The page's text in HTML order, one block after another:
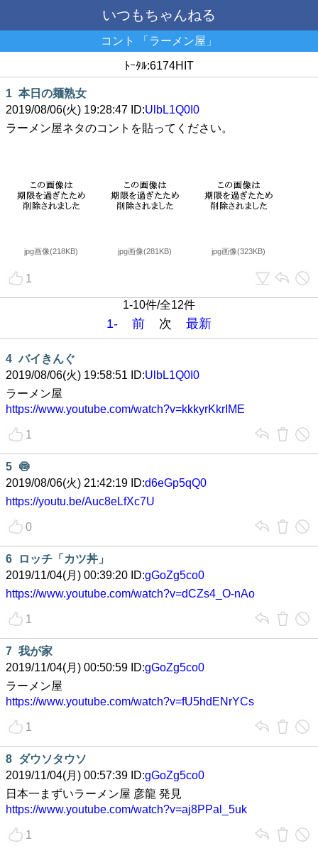
いつもちゃんねる
コント 「ラーメン屋」
ﾄｰﾀﾙ:6174HIT
1 本日の麺熟女
2019/08/06(火) 19:28:47 ID:UlbL1Q0I0
ラーメン屋ネタのコントを貼ってください。
jpg画像(218KB) jpg画像(281KB) jpg画像(323KB)
1
1-10件/全12件
1- 前 次 最新
4 バイきんぐ
2019/08/06(火) 19:58:51 ID:UlbL1Q0I0
ラーメン屋
https://www.youtube.com/watch?v=kkkyrKkrIME
1
5 🍥
2019/08/06(火) 21:42:19 ID:d6eGp5qQ0
https://youtu.be/Auc8eLfXc7U
0
6
ロッチ「カツ丼」
2019/11/04(月) 00:39:20 ID:gGoZg5co0
https://www.youtube.com/watch?v=dCZs4_O-nAo
1
7 我が家
2019/11/04(月) 00:50:59 ID:gGoZg5co0
ラーメン屋
https://www.youtube.com/watch?v=fU5hdENrYCs
1
8 ダウソタウソ
2019/11/04(月) 00:57:39 ID:gGoZg5co0
日本一まずいラーメン屋 彦龍 発見
https://www.youtube.com/watch?v=aj8PPal_5uk
1